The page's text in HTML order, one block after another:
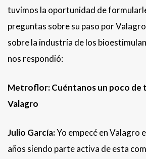
tuvimos la oportunidad de
preguntas sobre su paso por
sobre la industria de los
nos respondió:
Metroflor: Cuéntanos un poco
Valagro
Julio García:Yo empecé en Valagro
años siendo parte activa de esta